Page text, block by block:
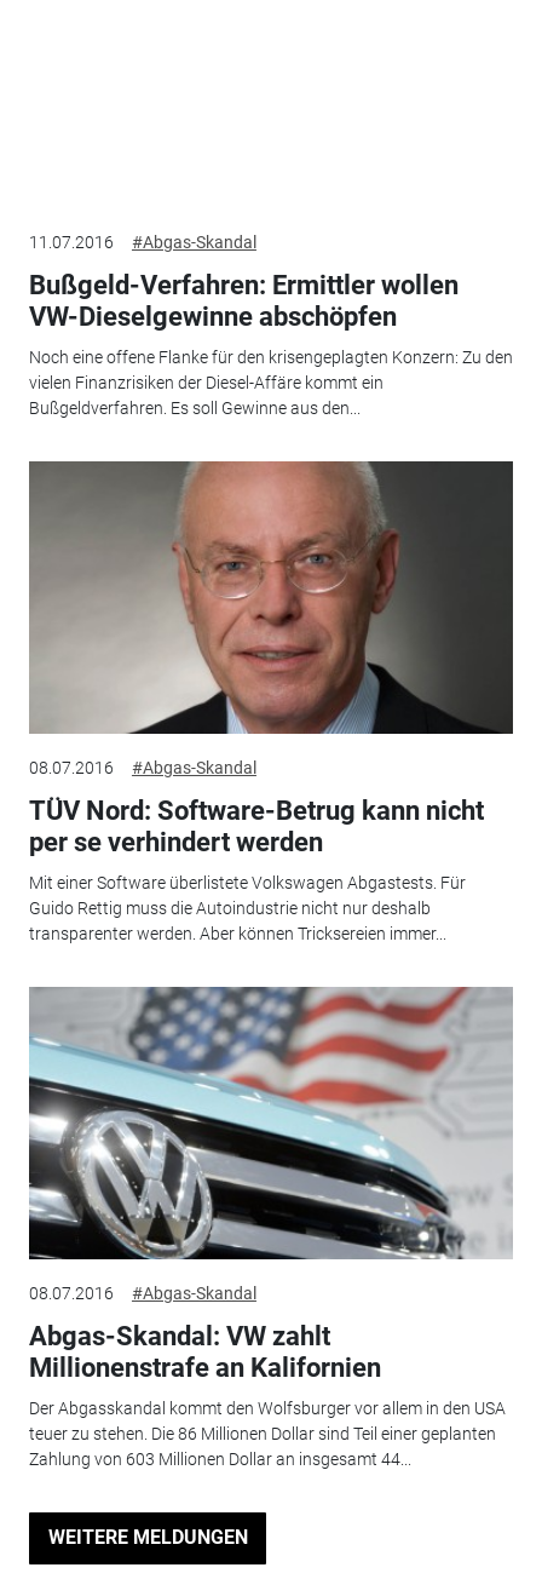
11.07.2016 #Abgas-Skandal
Bußgeld-Verfahren: Ermittler wollen
VW-Dieselgewinne abschöpfen
Noch eine offene Flanke für den krisengeplagten Konzern: Zu den
vielen Finanzrisiken der Diesel-Affäre kommt ein
Bußgeldverfahren. Es soll Gewinne aus den...
08.07.2016 #Abgas-Skandal
TÜV Nord: Software-Betrug kann nicht
per se verhindert werden
Mit einer Software überlistete Volkswagen Abgastests. Für
Guido Rettig muss die Autoindustrie nicht nur deshalb
transparenter werden. Aber können Tricksereien immer...
08.07.2016 #Abgas-Skandal
Abgas-Skandal: VW zahlt
Millionenstrafe an Kalifornien
Der Abgasskandal kommt den Wolfsburger vor allem in den USA
teuer zu stehen. Die 86 Millionen Dollar sind Teil einer geplanten
Zahlung von 603 Millionen Dollar an insgesamt 44...
WEITERE MELDUNGEN